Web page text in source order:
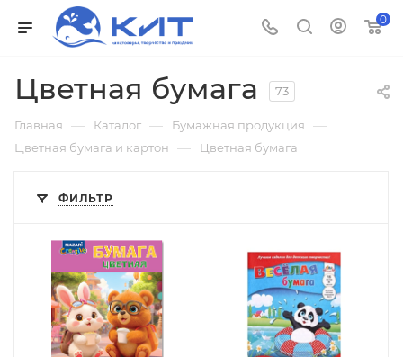
0
Цветная бумага 73
Главная — Каталог — Бумажная продукция —
Цветная бумага и картон — Цветная бумага
ФИЛЬТР